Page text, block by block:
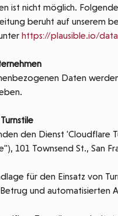
ist nicht möglich.
beruht auf unserem
https://plausible.io/
Daten
den Dienst 'Cloudflare
101 Townsend St., San
für den Einsatz von
und automatisierten